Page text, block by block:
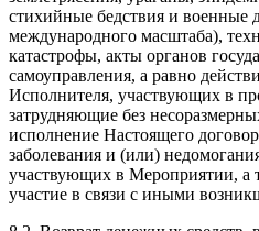
стихийные бедствия и военные
международного масштаба),
катастрофы, акты органов
самоуправления, а равно
Исполнителя, участвующих в
затрудняющие без
исполнение Настоящего
заболевания и (или)
участвующих в Мероприятии, а
участие в связи с иными